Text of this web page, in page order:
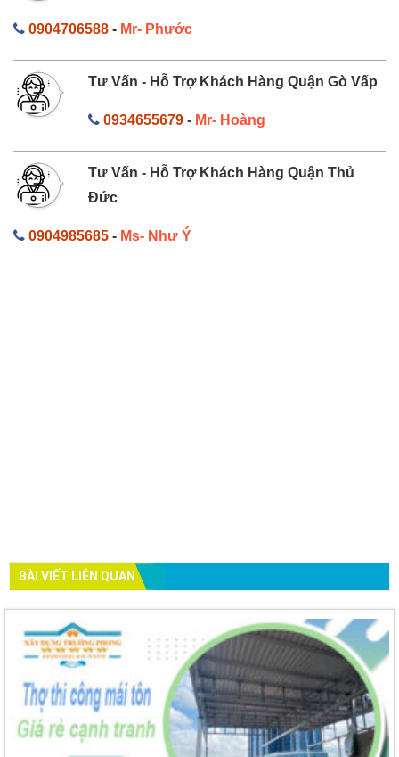
0904706588 - Mr- Phước
Tư Vấn - Hỗ Trợ Khách Hàng Quận Gò Vấp
0934655679- Mr- Hoàng
Tư Vấn - Hỗ Trợ Khách Hàng Quận Thủ
Đức
0904985685 - Ms- Như Ý
BÀI VIẾT LIÊN QUAN